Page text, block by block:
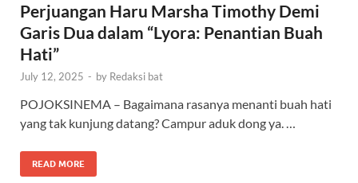
Perjuangan Haru Marsha Timothy Demi
Garis Dua dalam “Lyora: Penantian Buah
Hati”
July 12, 2025 - by Redaksi bat
POJOKSINEMA – Bagaimana rasanya menanti buah hati
yang tak kunjung datang? Campur aduk dong ya. …
READ MORE